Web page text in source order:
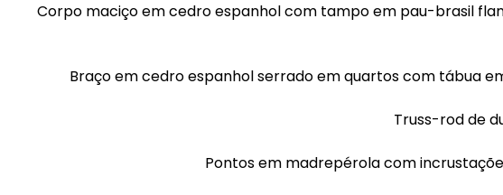
Corpo maciço em cedro espanhol com tampo em pau-brasil
Braço em cedro espanhol serrado em quartos com tábua
Truss-rod de
Pontos em madrepérola com